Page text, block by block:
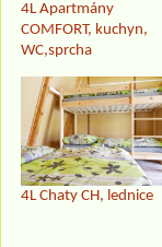
4L Apartmány
COMFORT, kuchyn,
WC,sprcha
4L Chaty CH, lednice